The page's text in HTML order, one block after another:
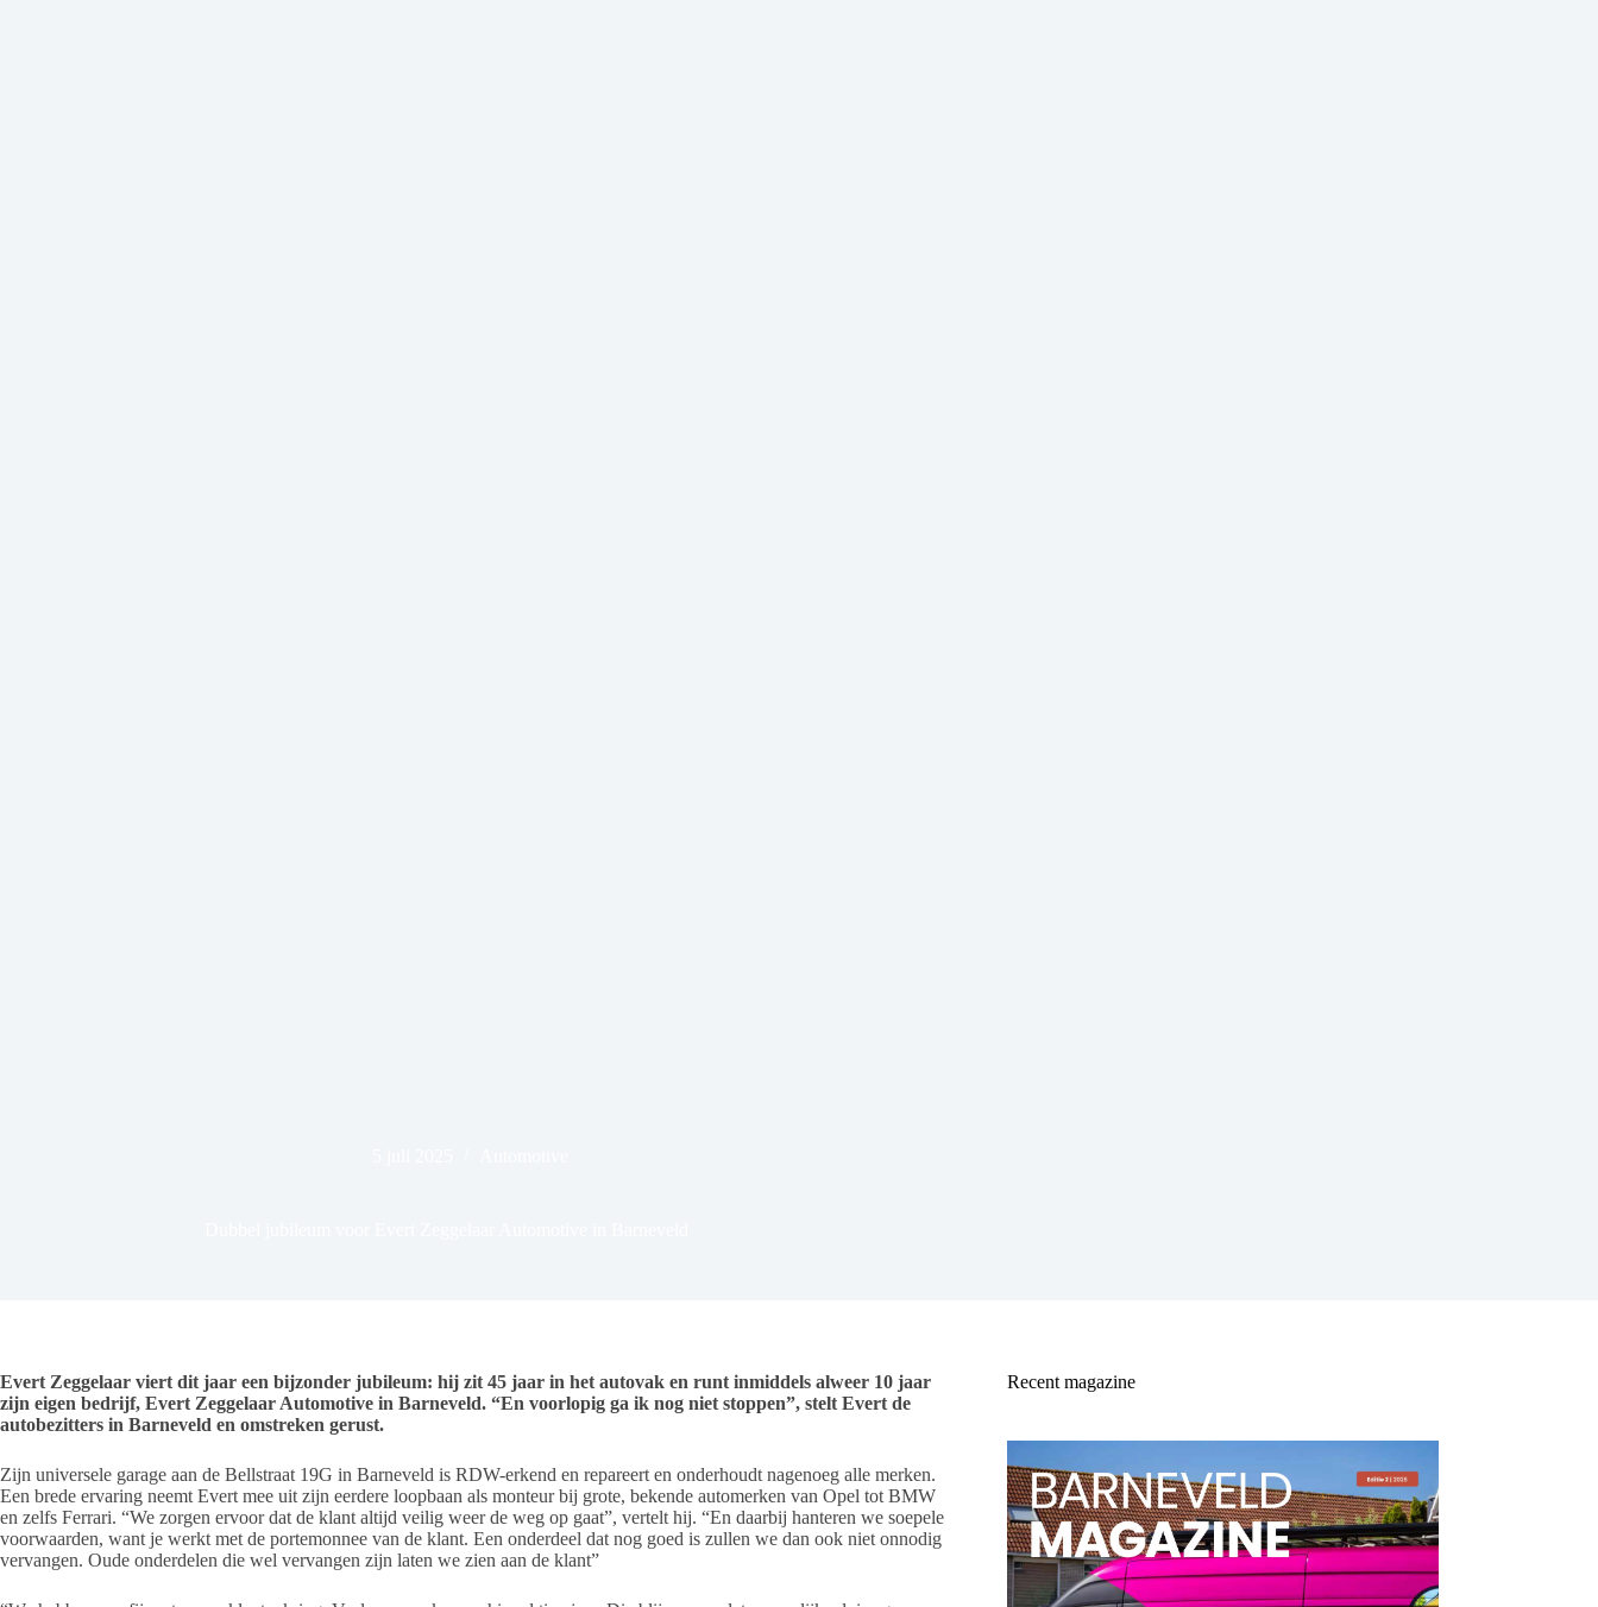
Evert Zeggelaar viert dit jaar een bijzonder jubileum: hij zit 45 jaar in het autovak en runt inmiddels alweer 10 jaar
zijn eigen bedrijf, Evert Zeggelaar Automotive in Barneveld. “En voorlopig ga ik nog niet stoppen”, stelt Evert de
autobezitters in Barneveld en omstreken gerust.
Zijn universele garage aan de Bellstraat 19G in Barneveld is RDW-erkend en repareert en onderhoudt nagenoeg alle merken.
Een brede ervaring neemt Evert mee uit zijn eerdere loopbaan als monteur bij grote, bekende automerken van Opel tot BMW
en zelfs Ferrari. “We zorgen ervoor dat de klant altijd veilig weer de weg op gaat”, vertelt hij. “En daarbij hanteren we soepele
voorwaarden, want je werkt met de portemonnee van de klant. Een onderdeel dat nog goed is zullen we dan ook niet onnodig
vervangen. Oude onderdelen die wel vervangen zijn laten we zien aan de klant”
Recent magazine